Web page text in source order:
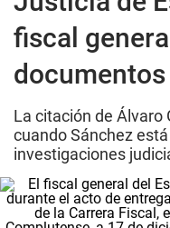
fiscal
documentos
La citación de Álvaro
cuando Sánchez
investigaciones